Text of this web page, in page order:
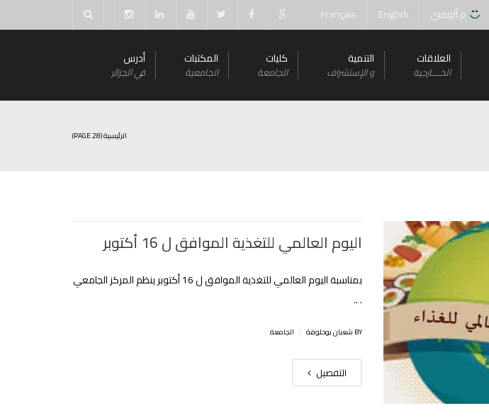
م.ألومني English
Français
العلاقات
الخــــارجية
التنمية
و اﻹستشراف
كليات
الجامعة
المكتبات
الجامعية
أدرس
في الجزائر
الرئيسية(PAGE 28)
اليوم العالمي للتغذية الموافق ل 16 أكتوبر
بمناسبة اليوم العالمي للتغذية الموافق ل 16 أكتوبر ينظم المركز الجامعي
. ..
BY شعبان بوحلوفة الجامعة
التفصيل